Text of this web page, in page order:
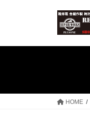
HOME